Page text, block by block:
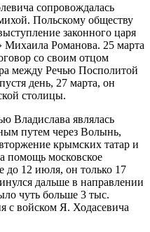
сопровождалась
Польскому обществу
законного царя
Михаила Романова. 25 марта
со своим отцом
между Речью Посполитой
день, 27 марта, он
столицы.
Владислава являлась
путем через Волынь,
крымских татар и
помощь московское
до 12 июля, он только 17
дальше в направлении
чуть больше 3 тыс.
с войском Я. Ходасевича